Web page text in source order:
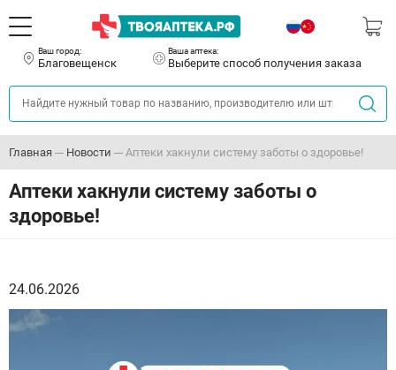
Ваш город:
Благовещенск
Ваша аптека:
Выберите способ получения заказа
Главная Новости Аптеки хакнули систему заботы о здоровье!
Аптеки хакнули систему заботы о
здоровье!
24.06.2026